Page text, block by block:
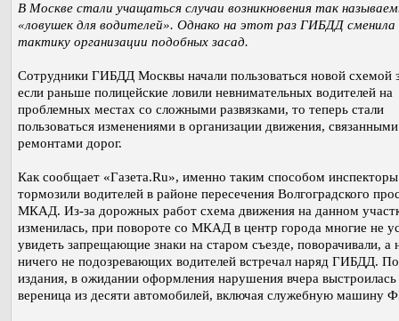
В Москве стали учащаться случаи возникновения так
«ловушек для водителей». Однако на этот раз ГИБДД сменила
тактику организации подобных засад.
Сотрудники ГИБДД Москвы начали пользоваться новой схемой
если раньше полицейские ловили невнимательных водителей на
проблемных местах со сложными развязками, то теперь стали
пользоваться изменениями в организации движения,
ремонтами дорог.
Как сообщает «Газета.Ru», именно таким способом
тормозили водителей в районе пересечения Волгоградского
МКАД. Из-за дорожных работ схема движения на данном
изменилась, при повороте со МКАД в центр города многие не
увидеть запрещающие знаки на старом съезде, поворачивали, а
ничего не подозревающих водителей встречал наряд ГИБДД.
издания, в ожидании оформления нарушения вчера выстроилась
вереница из десяти автомобилей, включая служебную машину